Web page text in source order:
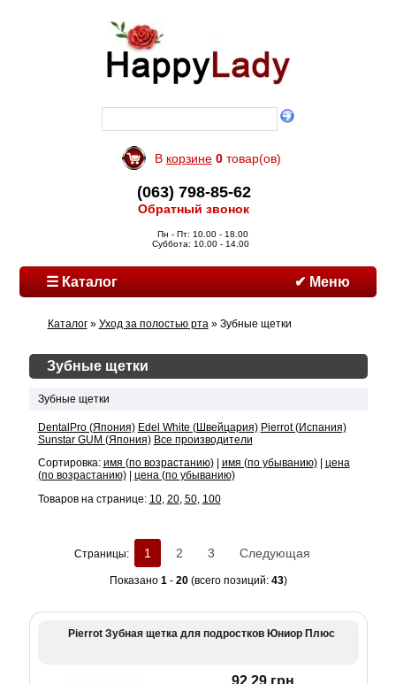
В корзине 0 товар(ов)
(063) 798-85-62
Обратный звонок
Пн - Пт: 10.00 - 18.00
Суббота: 10.00 - 14.00
☰ Каталог ✔ Меню
Каталог» Уход за полостью рта» Зубные щетки
Зубные щетки
Зубные щетки
DentalPro (Япония) Edel White (Швейцария) Pierrot (Испания)
Sunstar GUM (Япония) Все производители
Сортировка: имя (по возрастанию)| имя (по убыванию)| цена
(по возрастанию)| цена (по убыванию)
Товаров на странице: 10, 20, 50, 100
Страницы: 1 2 3 Следующая
Показано 1- 20(всего позиций: 43)
Pierrot Зубная щетка для подростков Юниор Плюс
92,29 грн.